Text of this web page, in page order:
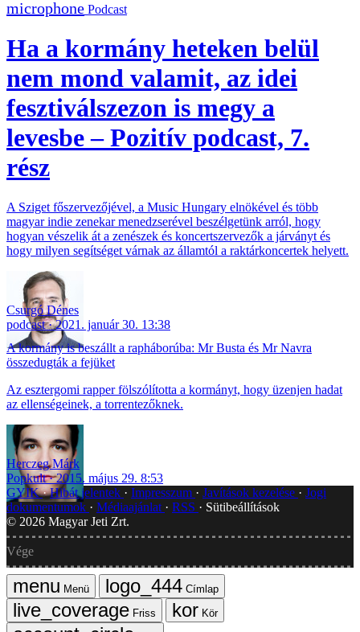
Podcast
Ha a kormány heteken belül
nem mond valamit, az idei
fesztiválszezon is megy a
levesbe – Pozitív podcast, 7.
rész
A Sziget főszervezőjével, a Music Hungary elnökével és több
magyar indie zenekar menedzserével beszélgetünk arról, hogy
hogyan vészelik át a zenészek és koncertszervezők a járványt és
hogy milyen segítséget várnak az államtól a raktárkoncertek helyett.
Csurgó Dénes
podcast
2021. január 30. 13:38
A kormány is beszállt a rapháborúba: Mr Busta és Mr Navra
összedugták a fejüket
Az esztergomi rapper fölszólította a kormányt, hogy üzenjen hadat
az ellenségeinek, a torrentezőknek.
Herczeg Márk
Popkult
2015. május 29. 8:53
GYIK Hibát jelentek Impresszum Javítások kezelése
Jogi
dokumentumok
Médiaajánlat RSS
Sütibeállítások
© 2026 Magyar Jeti Zrt.
Vége
Menü
Címlap
Friss
Kör